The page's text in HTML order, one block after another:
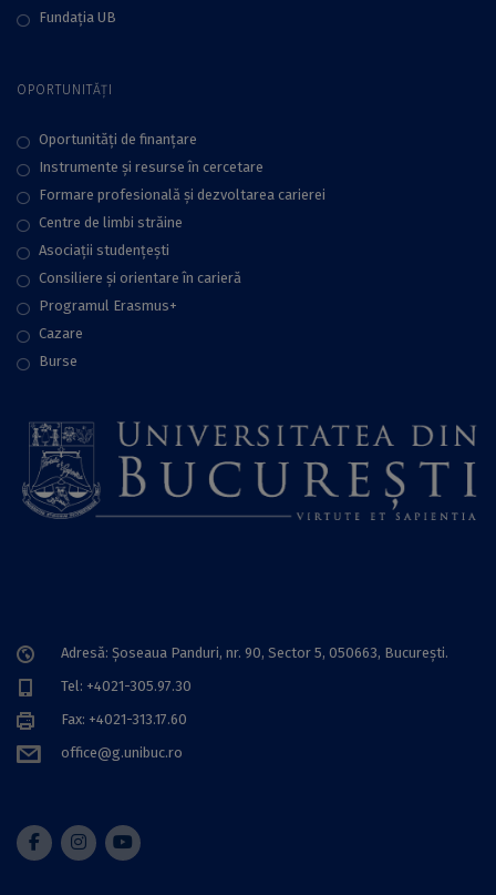
Fundaţia UB
OPORTUNITĂȚI
Oportunități de finanțare
Instrumente și resurse în cercetare
Formare profesională și dezvoltarea carierei
Centre de limbi străine
Asociații studențești
Consiliere şi orientare în carieră
Programul Erasmus+
Cazare
Burse
Adresă: Șoseaua Panduri, nr. 90, Sector 5, 050663, Bucureşti.
Tel: +4021-305.97.30
Fax: +4021-313.17.60
office@g.unibuc.ro